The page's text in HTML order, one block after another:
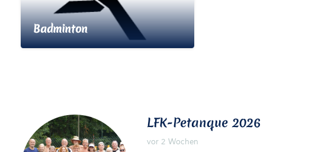
Badminton
LFK-Petanque 2026
vor 2 Wochen